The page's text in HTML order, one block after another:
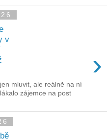
v
›
mluvit, ale reálně na ní
zájemce na post